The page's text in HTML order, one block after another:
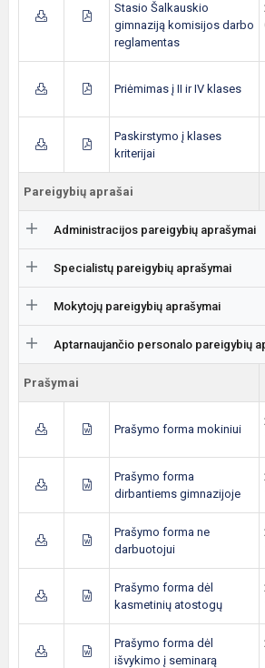
Stasio Šalkauskio
gimnaziją komisijos darbo
reglamentas
Priėmimas į II ir IV klases
Paskirstymo į klases
kriterijai
Pareigybių aprašai
Administracijos pareigybių aprašymai
Specialistų pareigybių aprašymai
Mokytojų pareigybių aprašymai
Aptarnaujančio personalo pareigybių
Prašymai
Prašymo forma mokiniui
Prašymo forma
dirbantiems gimnazijoje
Prašymo forma ne
darbuotojui
Prašymo forma dėl
kasmetinių atostogų
Prašymo forma dėl
išvykimo į seminarą